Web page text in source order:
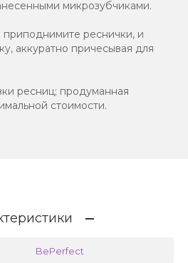
микрозубчиками.
: приподнимите реснички, и
аккуратно причесывая для
ресниц; продуманная
стоимости.
BePerfect